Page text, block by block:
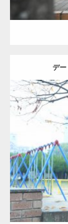
デー
Category:公
ダ